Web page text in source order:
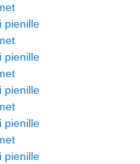
pienille
pienille
pienille
pienille
pienille